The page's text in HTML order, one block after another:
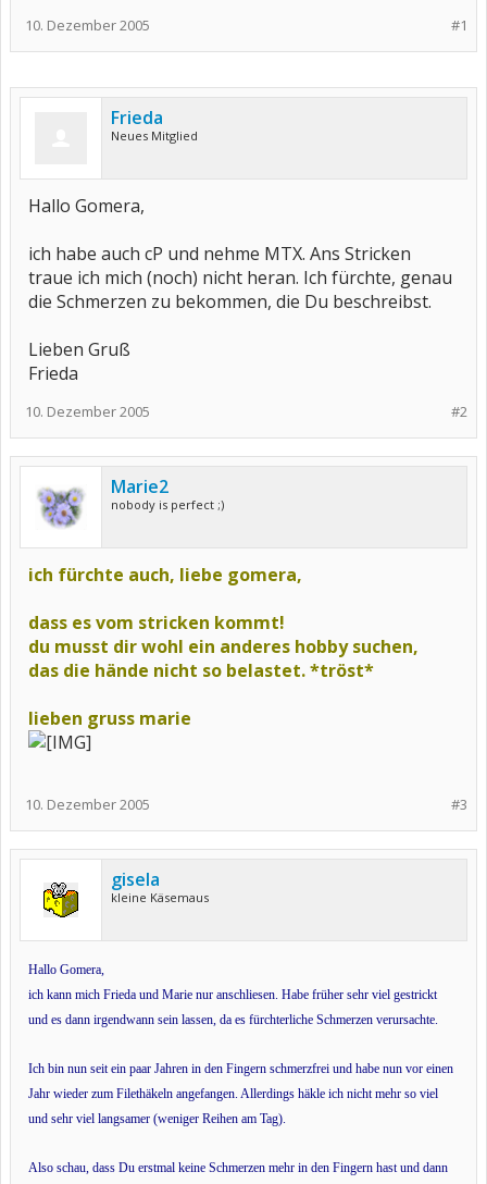
#1
10. Dezember 2005
Frieda
Neues Mitglied
Hallo Gomera,
ich habe auch cP und nehme MTX. Ans Stricken
traue ich mich (noch) nicht heran. Ich fürchte, genau
die Schmerzen zu bekommen, die Du beschreibst.
Lieben Gruß
Frieda
#2
10. Dezember 2005
Marie2
nobody is perfect ;)
ich fürchte auch, liebe gomera,
dass es vom stricken kommt!
du musst dir wohl ein anderes hobby suchen,
das die hände nicht so belastet. *tröst*
lieben gruss marie
#3
10. Dezember 2005
gisela
kleine Käsemaus
Hallo Gomera,
ich kann mich Frieda und Marie nur anschliesen. Habe früher sehr viel gestrickt
und es dann irgendwann sein lassen, da es fürchterliche Schmerzen verursachte.
Ich bin nun seit ein paar Jahren in den Fingern schmerzfrei und habe nun vor einen
Jahr wieder zum Filethäkeln angefangen. Allerdings häkle ich nicht mehr so viel
und sehr viel langsamer (weniger Reihen am Tag).
Also schau, dass Du erstmal keine Schmerzen mehr in den Fingern hast und dann